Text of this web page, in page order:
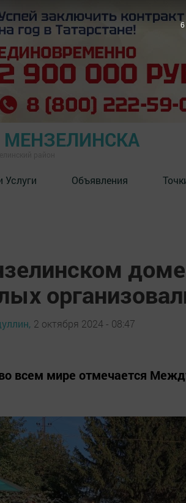
МЕНЗЕЛИНСКА
Услуги Объявления
2 октября 2024 - 08:47
всем мире отмечается
4